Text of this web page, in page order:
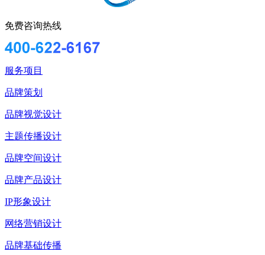
免费咨询热线
服务项目
品牌策划
品牌视觉设计
主题传播设计
品牌空间设计
品牌产品设计
IP形象设计
网络营销设计
品牌基础传播